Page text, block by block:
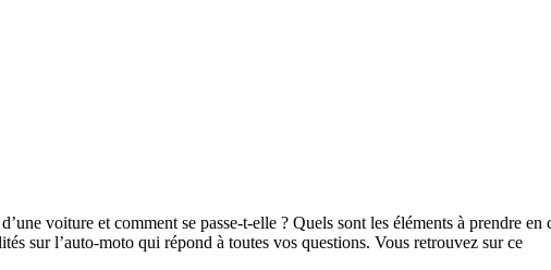
voiture et comment se passe-t-elle ? Quels sont les éléments à prendre
sur l’auto-moto qui répond à toutes vos questions. Vous retrouvez sur ce